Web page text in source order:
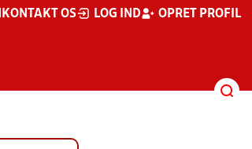
KONTAKT OS LOG IND OPRET PROFIL